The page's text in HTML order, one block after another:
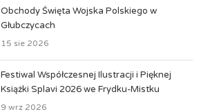
Obchody Święta Wojska Polskiego w
Głubczycach
15 sie 2026
Festiwal Współczesnej Ilustracji i Pięknej
Książki Splavi 2026 we Frydku-Mistku
9 wrz 2026